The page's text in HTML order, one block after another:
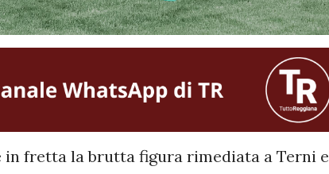
fretta la brutta figura rimediata a Terni e